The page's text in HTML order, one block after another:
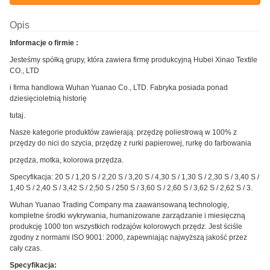
Opis
Informacje o firmie :
Jesteśmy spółką grupy, która zawiera firmę produkcyjną Hubei Xinao Textile
CO., LTD
i firma handlowa Wuhan Yuanao Co., LTD. Fabryka posiada ponad
dziesięcioletnią historię
tutaj.
Nasze kategorie produktów zawierają: przędzę poliestrową w 100% z
przędzy do nici do szycia, przędzę z rurki papierowej, rurkę do farbowania
przędza, motka, kolorowa przędza.
Specyfikacja: 20 S / 1,20 S / 2,20 S / 3,20 S / 4,30 S / 1,30 S / 2,30 S / 3,40 S /
1,40 S / 2,40 S / 3,42 S / 2,50 S / 250 S / 3,60 S / 2,60 S / 3,62 S / 2,62 S / 3.
Wuhan Yuanao Trading Company ma zaawansowaną technologię,
kompletne środki wykrywania, humanizowane zarządzanie i miesięczną
produkcję 1000 ton wszystkich rodzajów kolorowych przędz. Jest ściśle
zgodny z normami ISO 9001: 2000, zapewniając najwyższą jakość przez
cały czas.
Specyfikacja: